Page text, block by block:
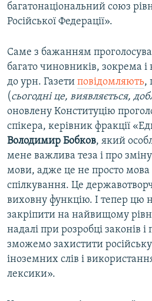
багатонаціональний союз
Російської Федерації».
Саме з бажанням
багато чиновників, зокрема
до урн. Газети повідомляють,
(сьогодні це, виявляється,
оновлену Конституцію
спікера, керівник фракції
Володимир Бобков, який
мене важлива теза і про зміну
мови, адже це не просто мова
спілкування. Це
виховну функцію. І тепер цю
закріпити на найвищому
надалі при розробці законів
зможемо захистити
іноземних слів і
лексики».